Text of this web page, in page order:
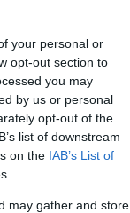
your personal or
opt-out section to
you may
by us or personal
opt-out of the
list of downstream
on the IAB’s List of
may gather and store